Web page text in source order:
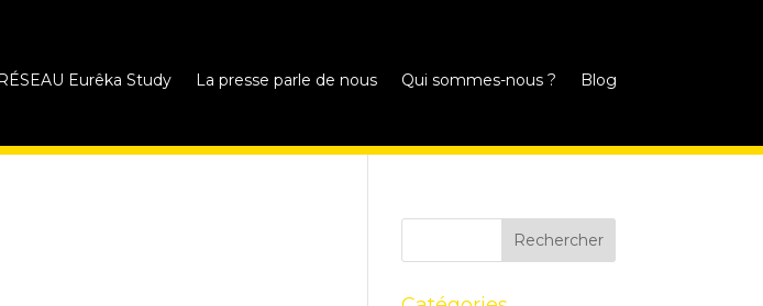
Eurêka Study La presse parle de nous Qui sommes-nous ? Blog